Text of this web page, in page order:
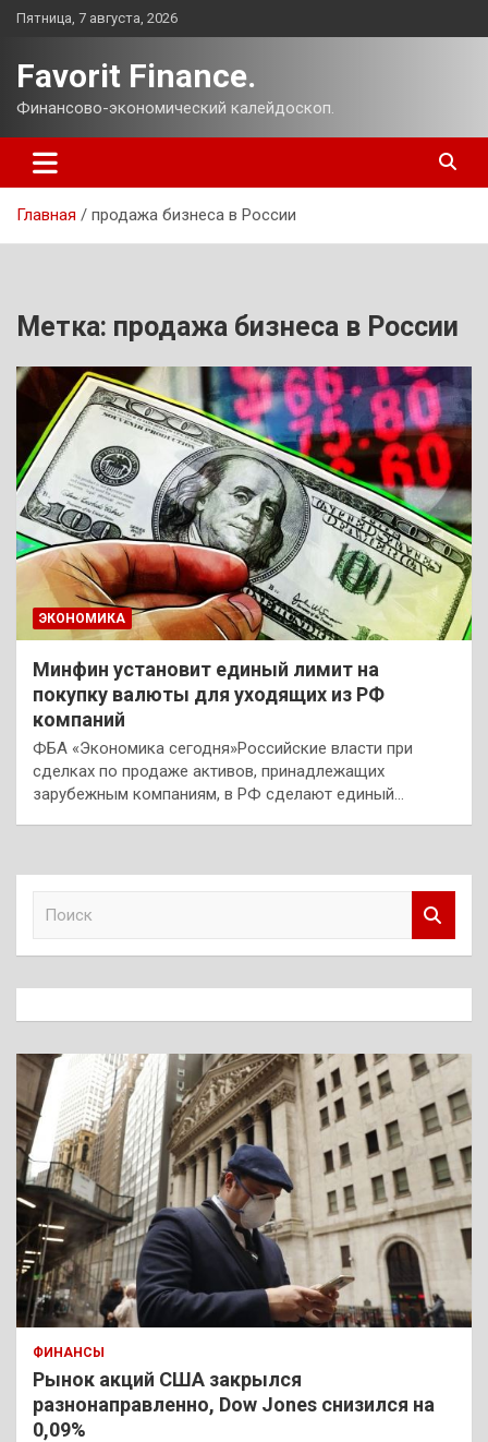
Перейти
Пятница, 7 августа, 2026
Favorit Finance.
Финансово-экономический калейдоскоп.
Главная продажа бизнеса в России
Метка: продажа бизнеса в России
ЭКОНОМИКА
Минфин установит единый лимит на
покупку валюты для уходящих из РФ
компаний
ФБА «Экономика сегодня»Российские власти при
сделках по продаже активов, принадлежащих
зарубежным компаниям, в РФ сделают единый…
к
ФИНАНСЫ
Рынок акций США закрылся
разнонаправленно, Dow Jones снизился на
0,09%